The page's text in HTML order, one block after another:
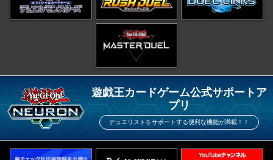
遊戯王カードゲーム公式サポートア
プリ
デュエリストをサポートする便利な機能が満載！！